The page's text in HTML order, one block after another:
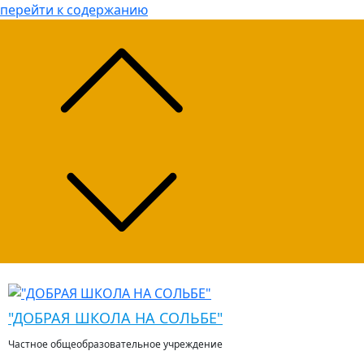
перейти к содержанию
"ДОБРАЯ ШКОЛА НА СОЛЬБЕ"
Частное общеобразовательное учреждение